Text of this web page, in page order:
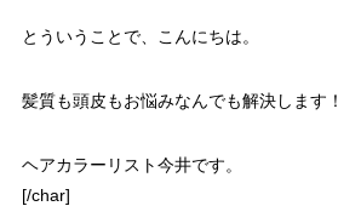
とういうことで、こんにちは。
髪質も頭皮もお悩みなんでも解決します！
ヘアカラーリスト今井です。
[/char]